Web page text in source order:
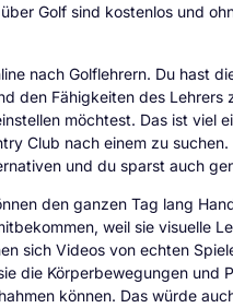
Golf sind kostenlos und
nach Golflehrern. Du hast
den Fähigkeiten des Lehrers
möchtest. Das ist viel
Club nach einem zu
und du sparst auch
den ganzen Tag lang
weil sie visuelle
sich Videos von echten
die Körperbewegungen und
können. Das würde